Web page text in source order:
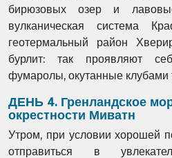
бирюзовых озер и
вулканическая система
геотермальный район
бурлит: так проявляют
фумаролы, окутанные клубами
ДЕНЬ 4. Гренландское
окрестности Миватн
Утром, при условии хорошей
отправиться в